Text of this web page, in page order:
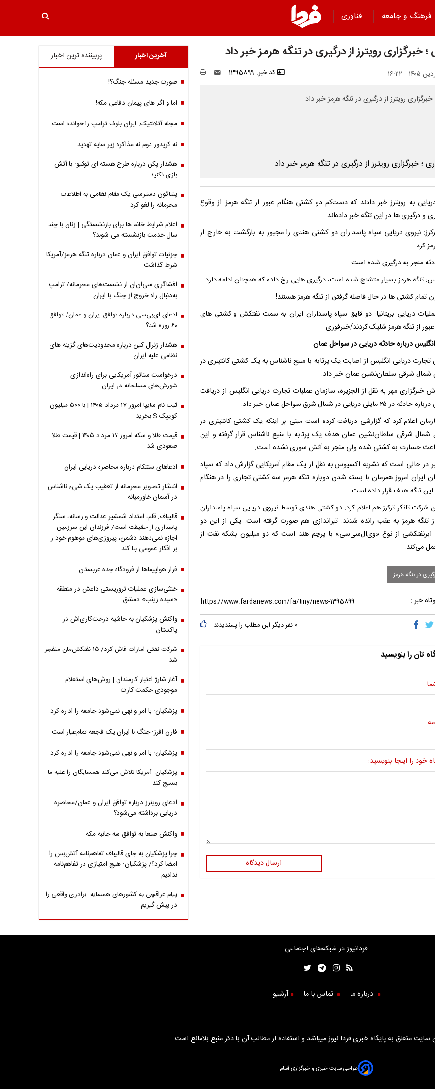
فرهنگ و جامعه
فناوری
خبرگزاری رویترز از درگیری در تنگه هرمز خبر داد
کد خبر: 1395899
رویترز از درگیری در تنگه هرمز خبر داد
به رویترز خبر دادند که دست‌کم دو کشتی هنگام عبور از تنگه هرمز از وقوع
و درگیری ها در این تنگه خبر داده‌اند
نیروی دریایی سپاه پاسداران دو کشتی هندی را مجبور به بازگشت به خارج از
کرد
منجر به درگیری شده است
تنگه هرمز بسیار متشنج شده است، درگیری هایی رخ داده که همچنان ادامه دارد
تمام کشتی ها در حال فاصله گرفتن از تنگه هرمز هستند!
دریایی بریتانیا: دو قایق سپاه پاسداران ایران به سمت نفتکش و کشتی های
از تنگه هرمز شلیک کردند/خبرفوری
درباره حادثه دریایی در سواحل عمان
تجارت دریایی انگلیس از اصابت یک پرتابه با منبع ناشناس به یک کشتی کانتینری در
شمال شرقی سلطان‌نشین عمان خبر داد.
خبرگزاری مهر به نقل از الجزیره، سازمان عملیات تجارت دریایی انگلیس از دریافت
۲۵ مایلی دریایی در شمال شرق سواحل عمان خبر داد.
اعلام کرد که گزارشی دریافت کرده است مبنی بر اینکه یک کشتی کانتینری در
شمال شرقی سلطان‌نشین عمان هدف یک پرتابه با منبع ناشناس قرار گرفته و این
خسارت به کشتی شده ولی منجر به آتش سوزی نشده است.
در حالی است که نشریه اکسیوس به نقل از یک مقام آمریکایی گزارش داد که سپاه
ایران امروز همزمان با بسته شدن دوباره تنگه هرمز سه کشتی تجاری را در هنگام
این تنگه هدف قرار داده است.
شرکت تانکر ترکرز هم اعلام کرد: دو کشتی هندی توسط نیروی دریایی سپاه پاسداران
تنگه هرمز به عقب رانده شدند. تیراندازی هم صورت گرفته است. یکی از این دو
ابرنفتکشی از نوع «وی‌ال‌سی‌سی‌» با پرچم هند است که دو میلیون بشکه نفت از
می‌کند.
در تنگه هرمز
خبر :
۰ نفر دیگر این مطلب را پسندیدند
تان را بنویسید
خود را اینجا بنویسید:
ارسال دیدگاه
آخرین اخبار پربیننده ترین اخبار
صورت جدید مسئله جنگ؟!
اما و اگر های پیمان دفاعی مکه!
مجله آتلانتیک: ایران بلوف ترامپ را خوانده است
نه کریدور دوم نه مذاکره زیر سایه تهدید
هشدار پکن درباره طرح هسته ای توکیو: با آتش
بازی نکنید
پنتاگون دسترسی یک مقام نظامی به اطلاعات
محرمانه را لغو کرد
اعلام شرایط خانم ها برای بازنشستگی | زنان با چند
سال خدمت بازنشسته می شوند؟
جزئیات توافق ایران و عمان درباره تنگه هرمز/آمریکا
شرط گذاشت
افشاگری سی‌ان‌ان از نشست‌های محرمانه/ ترامپ
به‌دنبال راه خروج از جنگ با ایران
ادعای ای‌بی‌سی درباره توافق ایران و عمان/ توافق
۶۰ روزه شد؟
هشدار ژنرال کین درباره محدودیت‌های گزینه های
نظامی علیه ایران
درخواست سناتور آمریکایی برای راه‌اندازی
شورش‌های مسلحانه در ایران
ثبت نام سایپا امروز ۱۷ مرداد ۱۴۰۵ | با ۵۰۰ میلیون
کوییک S بخرید
قیمت طلا و سکه امروز ۱۷ مرداد ۱۴۰۵ | قیمت طلا
صعودی شد
ادعاهای سنتکام درباره محاصره دریایی ایران
انتشار تصاویر محرمانه از تعقیب یک شیء ناشناس
در آسمان خاورمیانه
قالیباف: قلم، امتداد شمشیر عدالت و رسانه، سنگر
پاسداری از حقیقت است/ فرزندان این سرزمین
اجازه نمی‌دهند دشمن، پیروزی‌های موهوم خود را
بر افکار عمومی بنا کند
فرار هواپیماها از فرودگاه جده عربستان
خنثی‌سازی عملیات تروریستی داعش در منطقه
«سیده زینب» دمشق
واکنش پزشکیان به حاشیه درخت‌کاری‌اش در
پاکستان
شرکت نفتی امارات فاش کرد/ ۱۵ نفتکش‌مان منفجر
شد
آغاز شارژ اعتبار کارمندان | روش‌های استعلام
موجودی حکمت کارت
پزشکیان: با امر و نهی نمی‌شود جامعه را اداره کرد
فارن افرز: جنگ با ایران یک فاجعه تمام‌عیار است
پزشکیان: با امر و نهی نمی‌شود جامعه را اداره کرد
پزشکیان: آمریکا تلاش می‌کند همسایگان را علیه ما
بسیج کند
ادعای رویترز درباره توافق ایران و عمان/محاصره
دریایی برداشته می‌شود؟
واکنش صنعا به توافق سه جانبه مکه
چرا پزشکیان به جای قالیباف تفاهم‌نامه آتش‌بس را
امضا کرد؟/ پزشکیان: هیچ امتیازی در تفاهم‌نامه
ندادیم
پیام عراقچی به کشورهای همسایه: برادری واقعی را
در پیش گیریم
فردانیوز در شبکه‌های اجتماعی
درباره ما تماس با ما آرشیو
متعلق به پایگاه خبری فردا نیوز میباشد و استفاده از مطالب آن با ذکر منبع بلامانع است
طراحی سایت خبری و خبرگزاری آسام